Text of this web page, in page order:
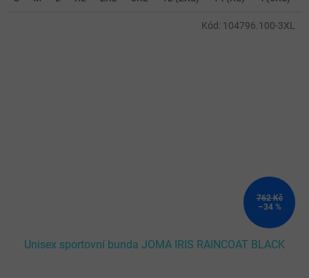
762 Kč
–34 %
Unisex sportovní bunda JOMA IRIS RAINCOAT BLACK
Kód: 104796.100-3XL